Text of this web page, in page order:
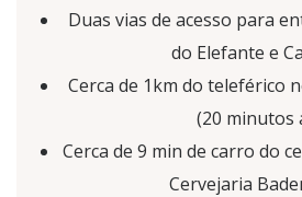
Duas vias de acesso para
do Elefante e
Cerca de 1km do teleférico
(20 minutos
Cerca de 9 min de carro do
Cervejaria